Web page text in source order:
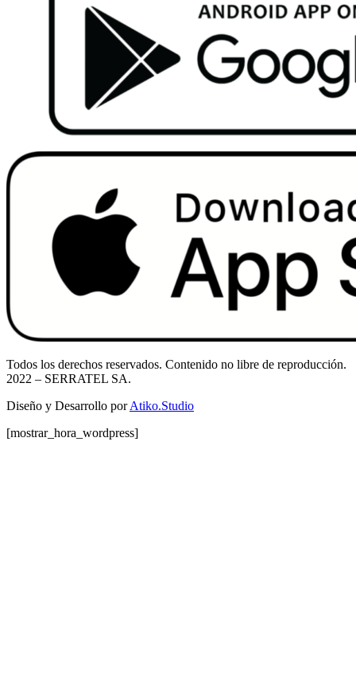
Todos los derechos reservados. Contenido no libre de reproducción.
2022 – SERRATEL SA.
Diseño y Desarrollo porAtiko.Studio
[mostrar_hora_wordpress]